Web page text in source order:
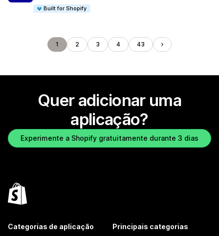
Built for Shopify
1 2 3 4 43
Quer adicionar uma
aplicação?
Experimente a Shopify gratuitamente durante 3 dias
Categorias de aplicação Principais categorias